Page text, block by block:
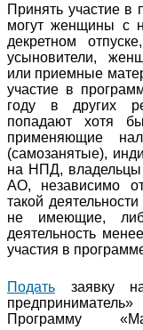
Принять участие в
могут женщины с
декретном
усыновители,
или приемные
участие в
году в других
попадают хотя
применяющие
(самозанятые),
на НПД,
АО, независимо
такой
не имеющие,
деятельность
участия в
Подать заявку
Программу